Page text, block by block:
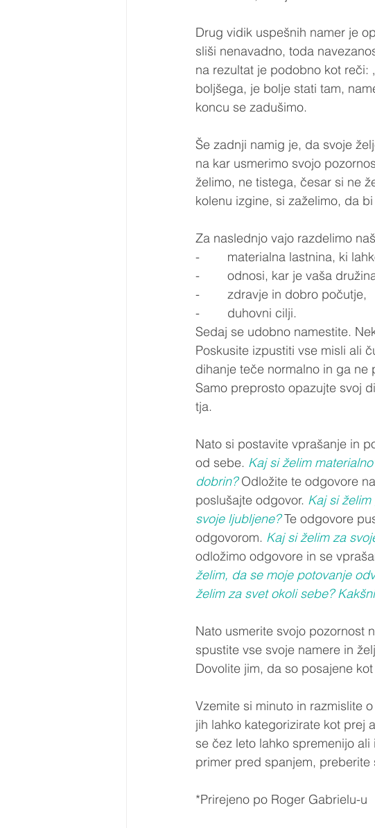
Drug vidik uspešnih namer je
sliši nenavadno, toda
na rezultat je podobno kot reči:
boljšega, je bolje stati tam,
koncu se zadušimo.
Še zadnji namig je, da svoje
na kar usmerimo svojo
želimo, ne tistega, česar si ne
kolenu izgine, si zaželimo, da
Za naslednjo vajo razdelimo
-        materialna lastnina, ki
-        odnosi, kar je vaša
-        zdravje in dobro počutje,
-        duhovni cilji.
Sedaj se udobno namestite.
Poskusite izpustiti vse misli ali
dihanje teče normalno in ga ne
Samo preprosto opazujte svoj
tja.
Nato si postavite vprašanje in
od sebe. Kaj si želim
dobrin? Odložite te odgovore
poslušajte odgovor. Kaj si
svoje ljubljene? Te odgovore
odgovorom. Kaj si želim za
odložimo odgovore in se
želim, da se moje potovanje
želim za svet okoli sebe?
Nato usmerite svojo pozornost
spustite vse svoje namere in
Dovolite jim, da so posajene
Vzemite si minuto in razmislite
jih lahko kategorizirate kot prej
se čez leto lahko spremenijo
primer pred spanjem,
*Prirejeno po Roger Gabrielu-u